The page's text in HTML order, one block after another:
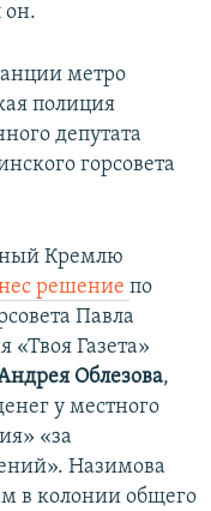
он.
метро
полиция
депутата
горсовета
Кремлю
решение по
Павла
«Твоя Газета»
Облезова,
у местного
«за
Назимова
в колонии общего